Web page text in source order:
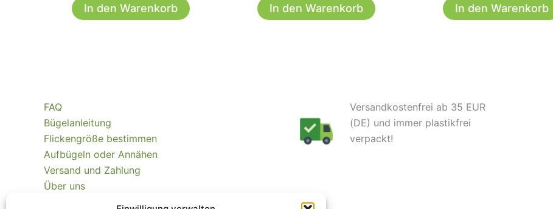
In den Warenkorb In den Warenkorb In den Warenkorb
FAQ
Bügelanleitung
Flickengröße bestimmen
Aufbügeln oder Annähen
Versand und Zahlung
Über uns
Versandkostenfrei ab 35 EUR
(DE) und immer plastikfrei
verpackt!